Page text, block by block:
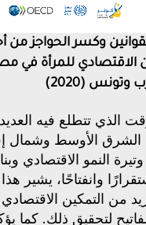
وكسر الحواجز من
الاقتصادي للمرأة في
وتونس (2020)
الذي تتطلع فيه
الأوسط وشمال
النمو الاقتصادي
وانفتاحًا، يشير
من التمكين
لتحقيق ذلك. كما